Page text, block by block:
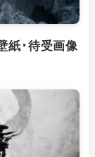
紙･待受画像